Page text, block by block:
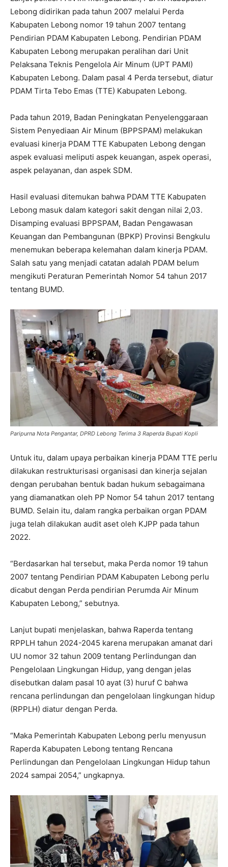
Lebong didirikan pada tahun 2007 melalui Perda
Kabupaten Lebong nomor 19 tahun 2007 tentang
Pendirian PDAM Kabupaten Lebong. Pendirian PDAM
Kabupaten Lebong merupakan peralihan dari Unit
Pelaksana Teknis Pengelola Air Minum (UPT PAMI)
Kabupaten Lebong. Dalam pasal 4 Perda tersebut, diatur
PDAM Tirta Tebo Emas (TTE) Kabupaten Lebong.
Pada tahun 2019, Badan Peningkatan Penyelenggaraan
Sistem Penyediaan Air Minum (BPPSPAM) melakukan
evaluasi kinerja PDAM TTE Kabupaten Lebong dengan
aspek evaluasi meliputi aspek keuangan, aspek operasi,
aspek pelayanan, dan aspek SDM.
Hasil evaluasi ditemukan bahwa PDAM TTE Kabupaten
Lebong masuk dalam kategori sakit dengan nilai 2,03.
Disamping evaluasi BPPSPAM, Badan Pengawasan
Keuangan dan Pembangunan (BPKP) Provinsi Bengkulu
menemukan beberapa kelemahan dalam kinerja PDAM.
Salah satu yang menjadi catatan adalah PDAM belum
mengikuti Peraturan Pemerintah Nomor 54 tahun 2017
tentang BUMD.
Paripurna Nota Pengantar, DPRD Lebong Terima 3 Raperda Bupati Kopli
Untuk itu, dalam upaya perbaikan kinerja PDAM TTE perlu
dilakukan restrukturisasi organisasi dan kinerja sejalan
dengan perubahan bentuk badan hukum sebagaimana
yang diamanatkan oleh PP Nomor 54 tahun 2017 tentang
BUMD. Selain itu, dalam rangka perbaikan organ PDAM
juga telah dilakukan audit aset oleh KJPP pada tahun
2022.
“Berdasarkan hal tersebut, maka Perda nomor 19 tahun
2007 tentang Pendirian PDAM Kabupaten Lebong perlu
dicabut dengan Perda pendirian Perumda Air Minum
Kabupaten Lebong,” sebutnya.
Lanjut bupati menjelaskan, bahwa Raperda tentang
RPPLH tahun 2024-2045 karena merupakan amanat dari
UU nomor 32 tahun 2009 tentang Perlindungan dan
Pengelolaan Lingkungan Hidup, yang dengan jelas
disebutkan dalam pasal 10 ayat (3) huruf C bahwa
rencana perlindungan dan pengelolaan lingkungan hidup
(RPPLH) diatur dengan Perda.
“Maka Pemerintah Kabupaten Lebong perlu menyusun
Raperda Kabupaten Lebong tentang Rencana
Perlindungan dan Pengelolaan Lingkungan Hidup tahun
2024 sampai 2054,” ungkapnya.